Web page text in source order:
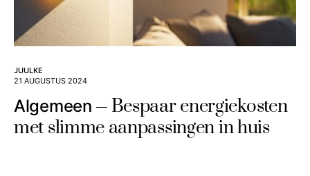
JUULKE
21 AUGUSTUS 2024
Algemeen
Bespaar energiekosten
met slimme aanpassingen in huis